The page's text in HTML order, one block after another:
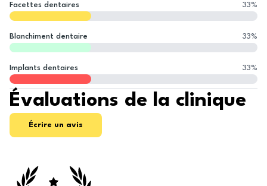
Facettes dentaires 33%
Blanchiment dentaire 33%
Implants dentaires 33%
Évaluations de la clinique
Écrire un avis